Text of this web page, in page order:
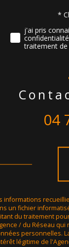
*
j'ai pris
traitement
04
informations
un fichier
du traitement
/ du Réseau qui
personnelles.
légitime de